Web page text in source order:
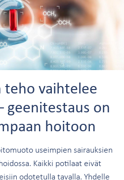
teho vaihtelee
geenitestaus on
hoitoon
useimpien sairauksien
Kaikki potilaat eivät
odotetulla tavalla. Yhdelle